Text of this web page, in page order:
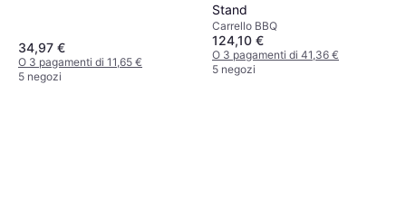
34,97 €
O 3 pagamenti di 11,65 €
5 negozi
Stand
Carrello BBQ
124,10 €
O 3 pagamenti di 41,36 €
5 negozi